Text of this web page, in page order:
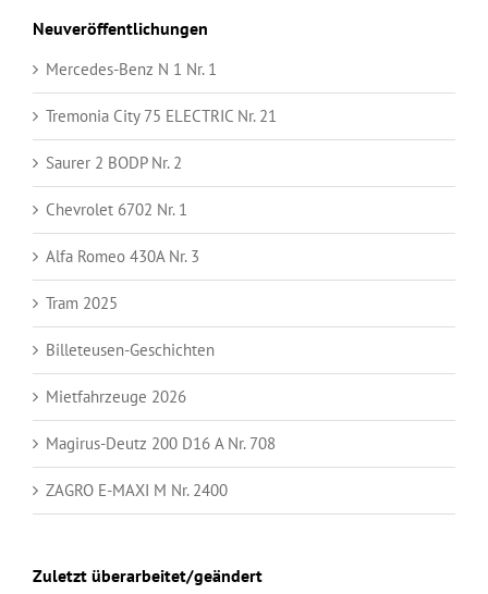
Neuveröffentlichungen
Mercedes-Benz N 1 Nr. 1
Tremonia City 75 ELECTRIC Nr. 21
Saurer 2 BODP Nr. 2
Chevrolet 6702 Nr. 1
Alfa Romeo 430A Nr. 3
Tram 2025
Billeteusen-Geschichten
Mietfahrzeuge 2026
Magirus-Deutz 200 D16 A Nr. 708
ZAGRO E-MAXI M Nr. 2400
Zuletzt überarbeitet/geändert